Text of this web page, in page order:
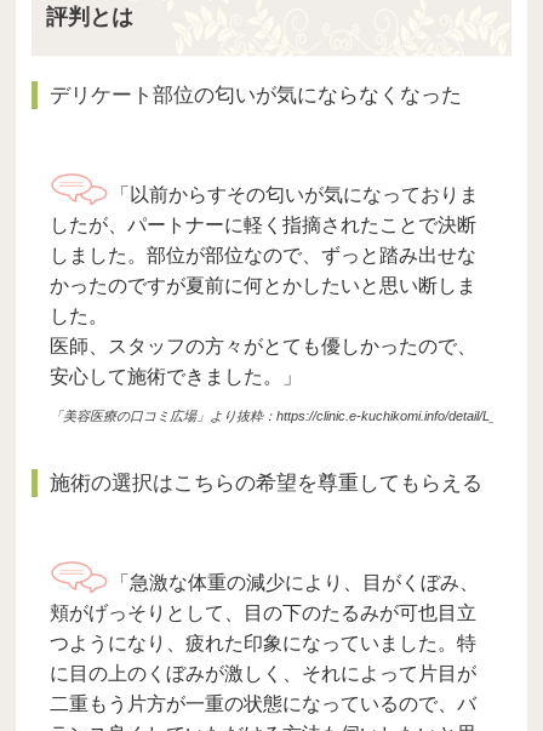
評判とは
デリケート部位の匂いが気にならなくなった
「以前からすその匂いが気になっておりま
したが、パートナーに軽く指摘されたことで決断
しました。部位が部位なので、ずっと踏み出せな
かったのですが夏前に何とかしたいと思い断しま
した。
医師、スタッフの方々がとても優しかったので、
安心して施術できました。」
「美容医療の口コミ広場」より抜粋：https://clinic.e-kuchikomi.info/detail/
施術の選択はこちらの希望を尊重してもらえる
「急激な体重の減少により、目がくぼみ、
頬がげっそりとして、目の下のたるみが可也目立
つようになり、疲れた印象になっていました。特
に目の上のくぼみが激しく、それによって片目が
二重もう片方が一重の状態になっているので、バ